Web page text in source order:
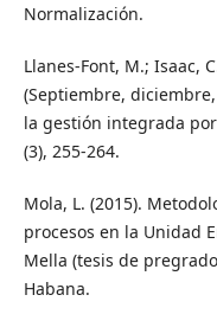
Normalización.
Llanes-Font, M.; Isaac,
(Septiembre,
la gestión integrada
(3), 255-264.
Mola, L. (2015).
procesos en la Unidad
Mella (tesis de
Habana.